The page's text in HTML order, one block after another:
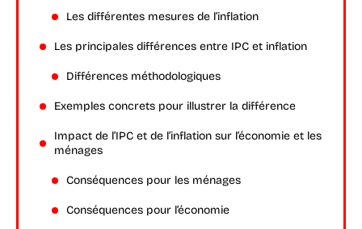
Les différentes mesures de l’inflation
Les principales différences entre IPC et inflation
Différences méthodologiques
Exemples concrets pour illustrer la différence
Impact de l’IPC et de l’inflation sur l’économie et les
ménages
Conséquences pour les ménages
Conséquences pour l’économie